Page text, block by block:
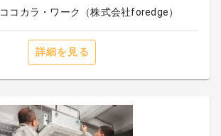
ココカラ・ワーク（株式会社foredge）
詳細を見る